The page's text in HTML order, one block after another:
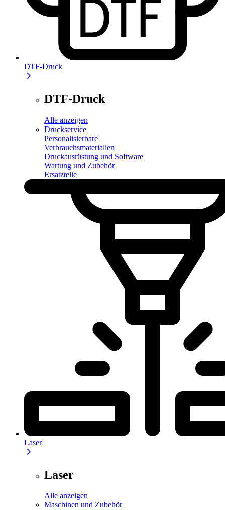
DTF-Druck
DTF-Druck
Alle anzeigen
Druckservice
Personalisierbare
Verbrauchsmaterialien
Druckausrüstung und Software
Wartung und Zubehör
Ersatzteile
Laser
Laser
Alle anzeigen
Maschinen und Zubehör